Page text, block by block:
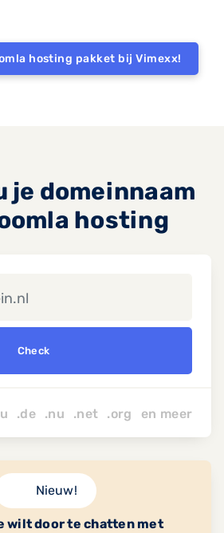
hosting pakket bij Vimexx!
je domeinnaam
hosting
Check
.de .nu .net .org en meer
Nieuw!
wilt door te chatten met